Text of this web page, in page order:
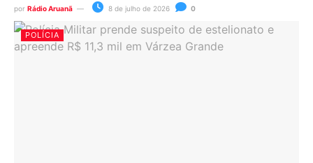
por Rádio Aruanã 8 de julho de 2026 0
POLÍCIA